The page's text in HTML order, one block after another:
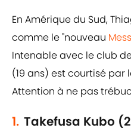
En Amérique du Sud,
comme le "nouveau
Intenable avec le club
(19 ans) est courtisé par
Attention à ne pas
1. Takefusa Kubo